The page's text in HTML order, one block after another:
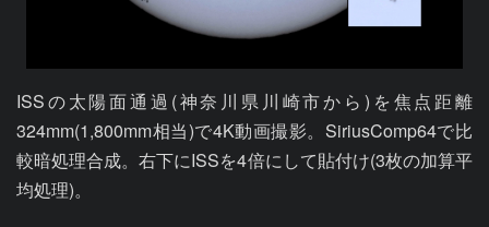
ISSの太陽面通過(神奈川県川崎市から)を焦点距離
324mm(1,800mm相当)で4K動画撮影。SiriusComp64で比
較暗処理合成。右下にISSを4倍にして貼付け(3枚の加算平
均処理)。